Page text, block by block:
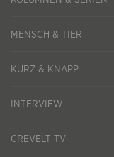
MENSCH & TIER
KURZ & KNAPP
INTERVIEW
CREVELT TV